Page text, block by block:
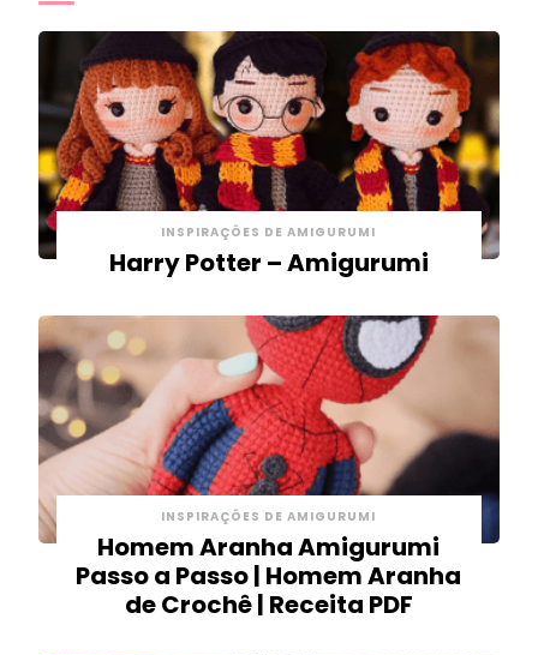
INSPIRAÇÕES DE AMIGURUMI
Harry Potter – Amigurumi
INSPIRAÇÕES DE AMIGURUMI
Homem Aranha Amigurumi
Passo a Passo | Homem Aranha
de Crochê | Receita PDF